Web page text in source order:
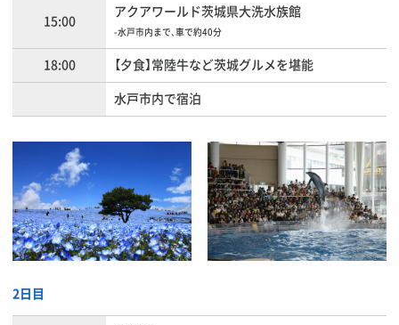
15:00
アクアワールド茨城県大洗水族館
-水戸市内まで、車で約40分
18:00 【夕食】常陸牛など茨城グルメを堪能
水戸市内で宿泊
2日目